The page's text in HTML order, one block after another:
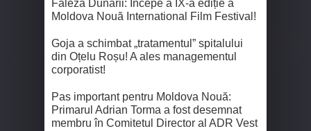
Faleza Dunării: Începe a IX-a ediție a
Moldova Nouă International Film Festival!
Goja a schimbat „tratamentul” spitalului
din Oțelu Roșu! A ales managementul
corporatist!
Pas important pentru Moldova Nouă:
Primarul Adrian Torma a fost desemnat
membru în Comitetul Director al ADR Vest